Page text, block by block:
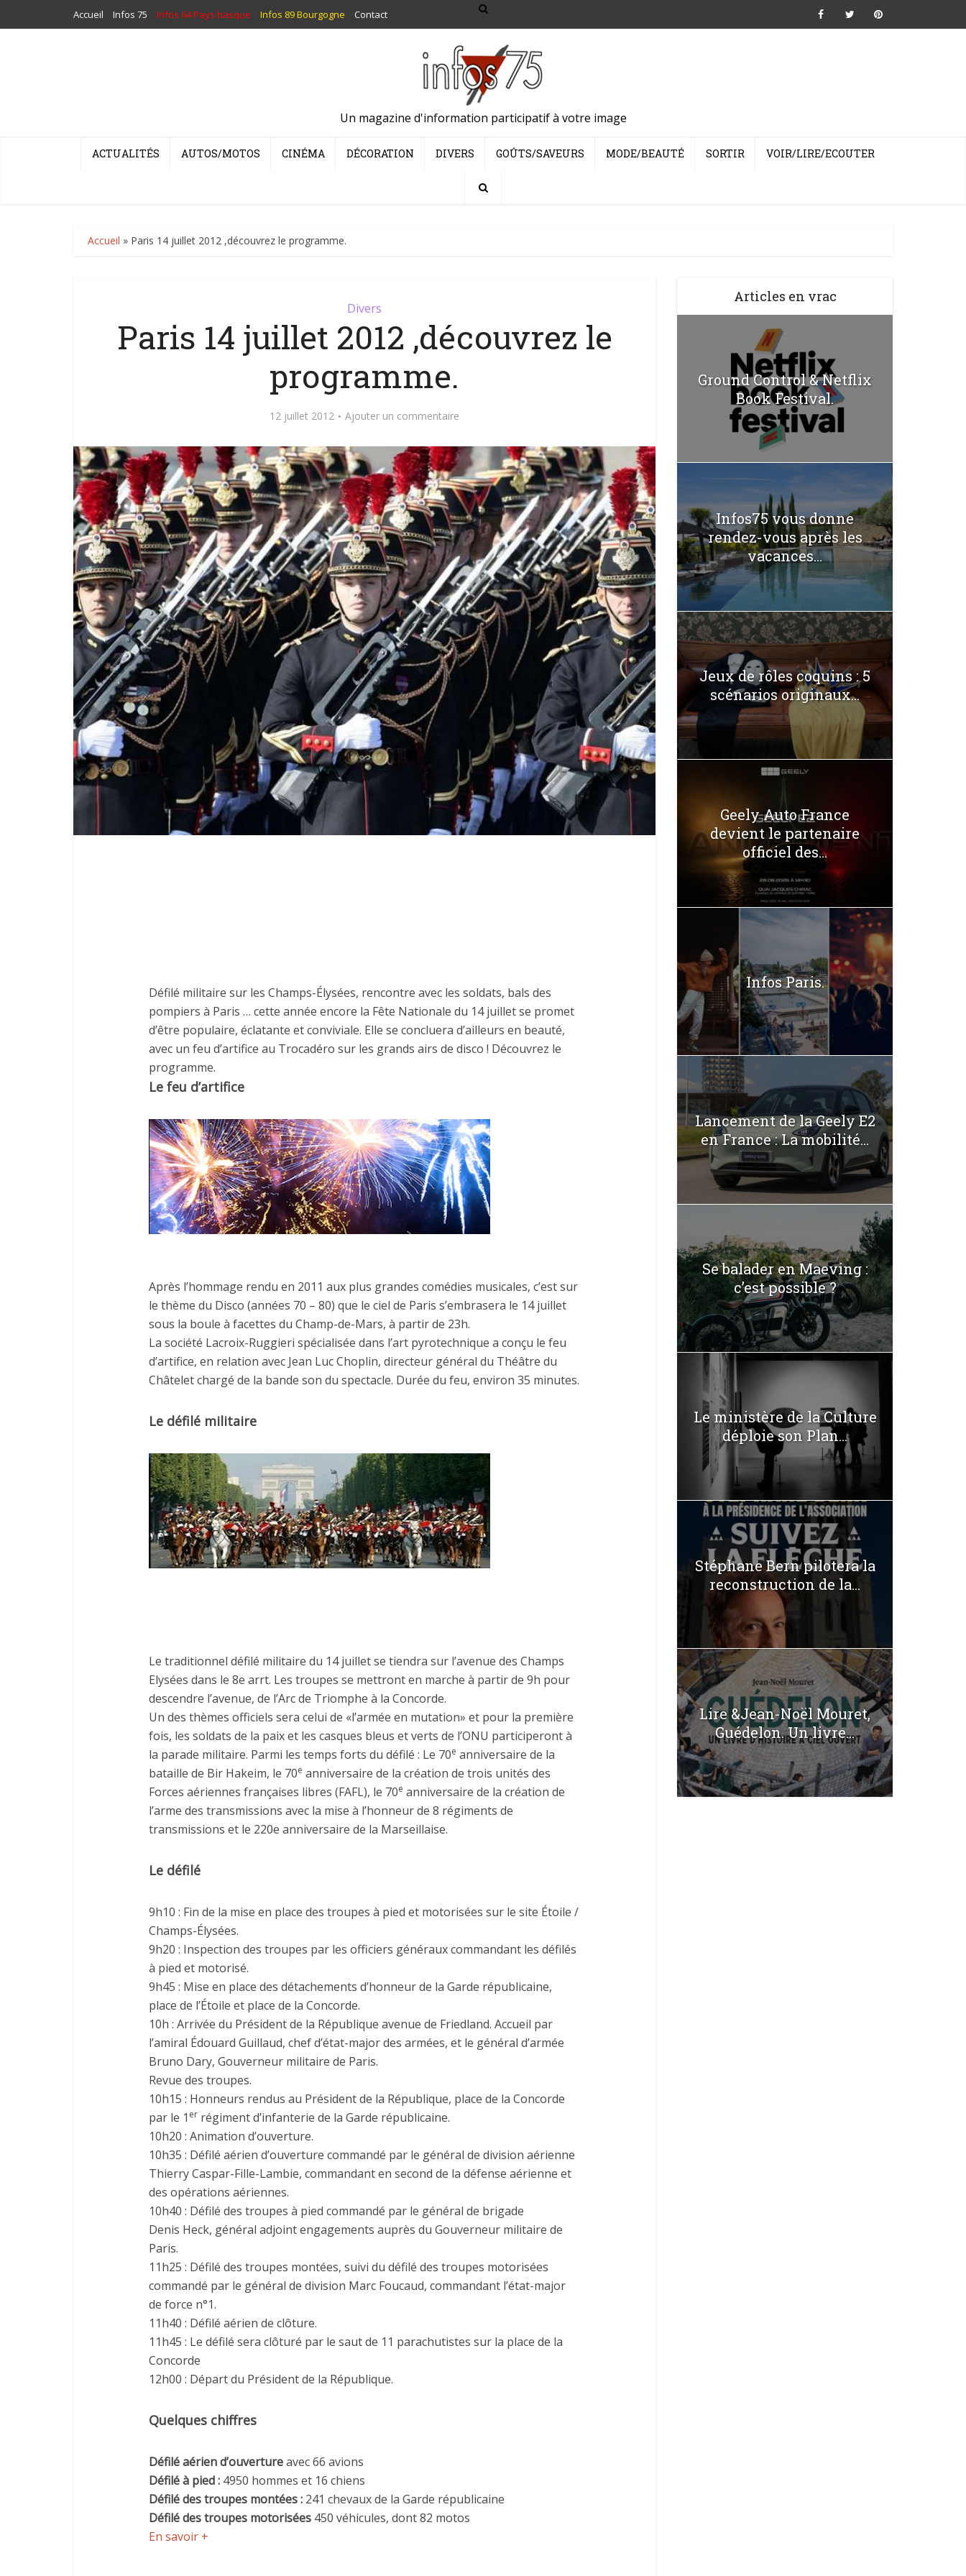
Accueil Infos 75 Infos 64 Pays basque Infos 89 Bourgogne Contact
Un magazine d'information participatif à votre image
ACTUALITÉS AUTOS/MOTOS CINÉMA DÉCORATION DIVERS GOÛTS/SAVEURS MODE/BEAUTÉ SORTIR VOIR/LIRE/ECOUTER
Accueil » Paris 14 juillet 2012 ,découvrez le programme.
Divers
Paris 14 juillet 2012 ,découvrez le
programme.
12 juillet 2012 Ajouter un commentaire
Défilé militaire sur les Champs-Élysées, rencontre avec les soldats, bals des
pompiers à Paris … cette année encore la Fête Nationale du 14 juillet se promet
d’être populaire, éclatante et conviviale. Elle se concluera d’ailleurs en beauté,
avec un feu d’artifice au Trocadéro sur les grands airs de disco ! Découvrez le
programme.
Le feu d’artifice
Après l’hommage rendu en 2011 aux plus grandes comédies musicales, c’est sur
le thème du Disco (années 70 – 80) que le ciel de Paris s’embrasera le 14 juillet
sous la boule à facettes du Champ-de-Mars, à partir de 23h.
La société Lacroix-Ruggieri spécialisée dans l’art pyrotechnique a conçu le feu
d’artifice, en relation avec Jean Luc Choplin, directeur général du Théâtre du
Châtelet chargé de la bande son du spectacle. Durée du feu, environ 35 minutes.
Le défilé militaire
Le traditionnel défilé militaire du 14 juillet se tiendra sur l’avenue des Champs
Elysées dans le 8e arrt. Les troupes se mettront en marche à partir de 9h pour
descendre l’avenue, de l’Arc de Triomphe à la Concorde.
Un des thèmes officiels sera celui de «l’armée en mutation» et pour la première
fois, les soldats de la paix et les casques bleus et verts de l’ONU participeront à
la parade militaire. Parmi les temps forts du défilé : Le 70e anniversaire de la
bataille de Bir Hakeim, le 70e anniversaire de la création de trois unités des
Forces aériennes françaises libres (FAFL), le 70e anniversaire de la création de
l’arme des transmissions avec la mise à l’honneur de 8 régiments de
transmissions et le 220e anniversaire de la Marseillaise.
Le défilé
9h10 : Fin de la mise en place des troupes à pied et motorisées sur le site Étoile /
Champs-Élysées.
9h20 : Inspection des troupes par les officiers généraux commandant les défilés
à pied et motorisé.
9h45 : Mise en place des détachements d’honneur de la Garde républicaine,
place de l’Étoile et place de la Concorde.
10h : Arrivée du Président de la République avenue de Friedland. Accueil par
l’amiral Édouard Guillaud, chef d’état-major des armées, et le général d’armée
Bruno Dary, Gouverneur militaire de Paris.
Revue des troupes.
10h15 : Honneurs rendus au Président de la République, place de la Concorde
par le 1 er régiment d’infanterie de la Garde républicaine.
10h20 : Animation d’ouverture.
10h35 : Défilé aérien d’ouverture commandé par le général de division aérienne
Thierry Caspar-Fille-Lambie, commandant en second de la défense aérienne et
des opérations aériennes.
10h40 : Défilé des troupes à pied commandé par le général de brigade
Denis Heck, général adjoint engagements auprès du Gouverneur militaire de
Paris.
11h25 : Défilé des troupes montées, suivi du défilé des troupes motorisées
commandé par le général de division Marc Foucaud, commandant l’état-major
de force n°1.
11h40 : Défilé aérien de clôture.
11h45 : Le défilé sera clôturé par le saut de 11 parachutistes sur la place de la
Concorde
12h00 : Départ du Président de la République.
Quelques chiffres
Défilé aérien d’ouvertureavec 66 avions
Défilé à pied : 4950 hommes et 16 chiens
Défilé des troupes montées : 241 chevaux de la Garde républicaine
Défilé des troupes motorisées 450 véhicules, dont 82 motos
En savoir +
Articles en vrac
Ground Control & Netflix
Book Festival.
Infos75 vous donne
rendez-vous après les
vacances...
Jeux de rôles coquins : 5
scénarios originaux...
Geely Auto France
devient le partenaire
officiel des...
Infos Paris.
Lancement de la Geely E2
en France : La mobilité...
Se balader en Maeving :
c’est possible ?
Le ministère de la Culture
déploie son Plan...
Stéphane Bern pilotera la
reconstruction de la...
Lire &Jean-Noël Mouret,
Guédelon. Un livre...